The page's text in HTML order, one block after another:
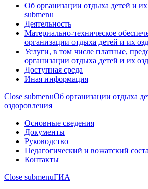
Об организации отдыха детей и
submenu
Деятельность
Материально-техническое
организации отдыха детей и их
Услуги, в том числе платные,
организации отдыха детей и их
Доступная среда
Иная информация
Close submenuОб организации отдыха
оздоровления
Основные сведения
Документы
Руководство
Педагогический и вожатский
Контакты
Close submenuГИА